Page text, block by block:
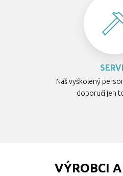
Náš vyškolený
doporučí jen
VÝROBCI